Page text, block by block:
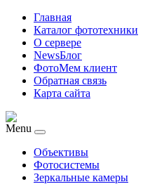
Главная
Каталог фототехники
О сервере
NewsБлог
ФотоМем клиент
Обратная связь
Карта сайта
Menu
Объективы
Фотосистемы
Зеркальные камеры